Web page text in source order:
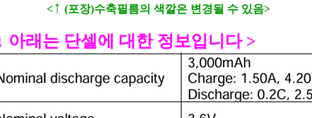
<↑ (포장)수축필름의 색깔은 변경될 수 있음>
아래는 단셀에 대한 정보입니다 >